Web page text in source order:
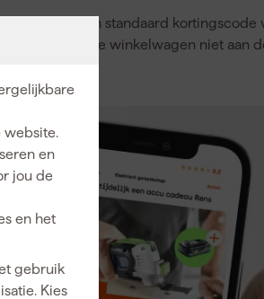
website.
en
jou de
en het
gebruik
Kies
van een standaard kortingscode
van je winkelwagen niet aan